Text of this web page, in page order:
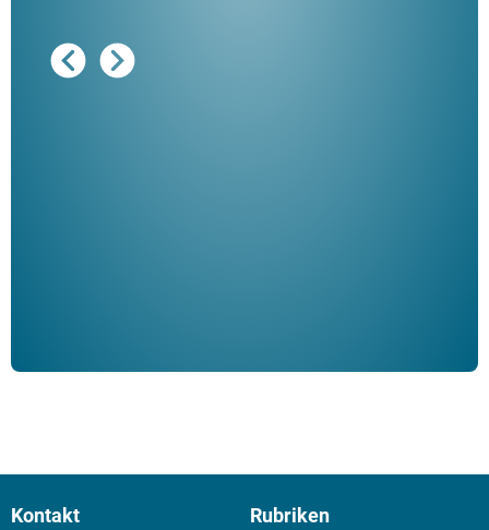
Kontakt Rubriken